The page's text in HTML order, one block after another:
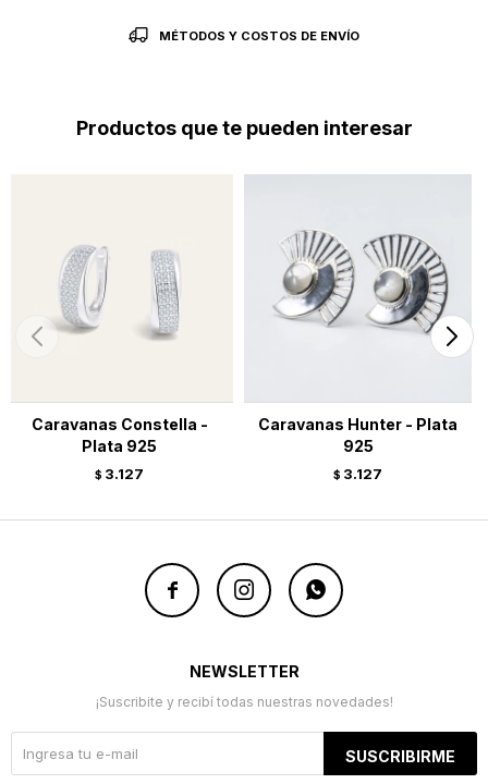
MÉTODOS Y COSTOS DE ENVÍO
Productos que te pueden interesar
Caravanas Constella -
Plata 925
$ 3.127
Caravanas Hunter - Plata
925
$ 3.127
  
NEWSLETTER
¡Suscribite y recibí todas nuestras novedades!
SUSCRIBIRME